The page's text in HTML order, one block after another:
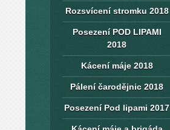
Rozsvícení stromku 2018
Posezení POD LIPAMI
2018
Kácení máje 2018
Pálení čarodějnic 2018
Posezení Pod lipami 2017